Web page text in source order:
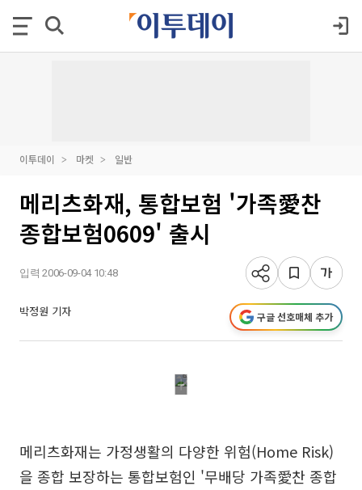
이투데이 마켓 일반
메리츠화재, 통합보험 '가족愛찬
종합보험0609' 출시
입력 2006-09-04 10:48
박정원 기자 구글 선호매체 추가
메리츠화재는 가정생활의 다양한 위험(Home Risk)
을 종합 보장하는 통합보험인 '무배당 가족愛찬 종합